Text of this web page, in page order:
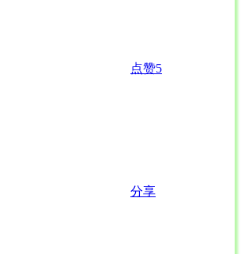
点赞5
分享